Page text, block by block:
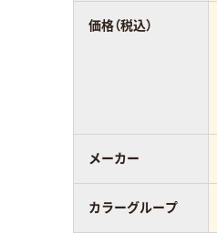
価格（税込）
メーカー
カラーグループ